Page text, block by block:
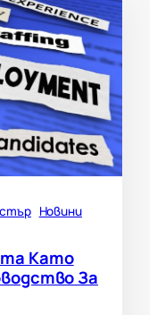
Новини
Като
За